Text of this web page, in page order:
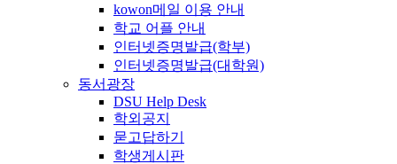
kowon메일 이용 안내
학교 어플 안내
인터넷증명발급(학부)
인터넷증명발급(대학원)
동서광장
DSU Help Desk
학외공지
묻고답하기
학생게시판